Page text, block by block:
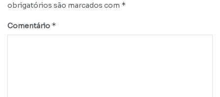
obrigatórios são marcados com *
Comentário *